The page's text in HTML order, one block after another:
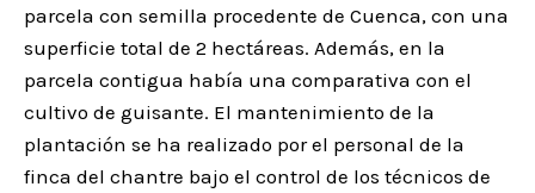
parcela con semilla procedente de Cuenca, con una
superficie total de 2 hectáreas. Además, en la
parcela contigua había una comparativa con el
cultivo de guisante. El mantenimiento de la
plantación se ha realizado por el personal de la
finca del chantre bajo el control de los técnicos de